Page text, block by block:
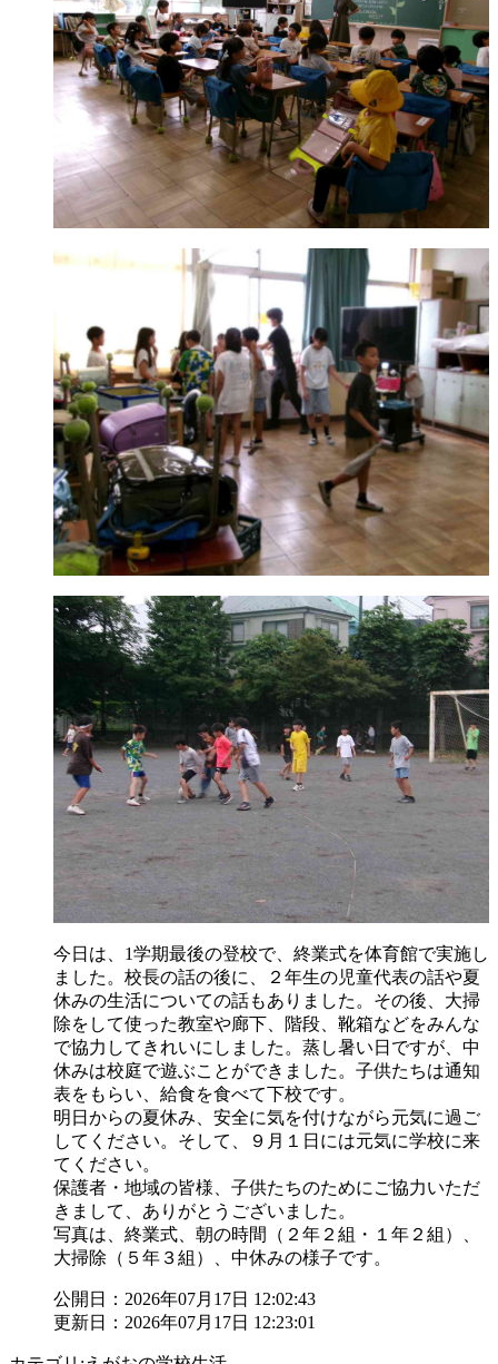
今日は、1学期最後の登校で、終業式を体育館で実施し
ました。校長の話の後に、２年生の児童代表の話や夏
休みの生活についての話もありました。その後、大掃
除をして使った教室や廊下、階段、靴箱などをみんな
で協力してきれいにしました。蒸し暑い日ですが、中
休みは校庭で遊ぶことができました。子供たちは通知
表をもらい、給食を食べて下校です。
明日からの夏休み、安全に気を付けながら元気に過ご
してください。そして、９月１日には元気に学校に来
てください。
保護者・地域の皆様、子供たちのためにご協力いただ
きまして、ありがとうございました。
写真は、終業式、朝の時間（２年２組・１年２組）、
大掃除（５年３組）、中休みの様子です。
公開日：2026年07月17日 12:02:43
更新日：2026年07月17日 12:23:01